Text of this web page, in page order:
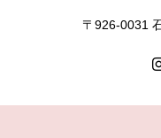
〒926-0031